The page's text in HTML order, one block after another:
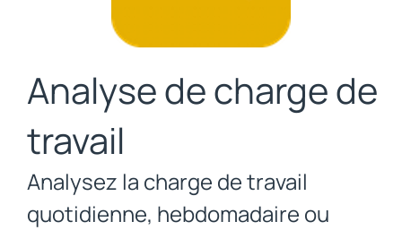
Analyse de charge de
travail
Analysez la charge de travail
quotidienne, hebdomadaire ou